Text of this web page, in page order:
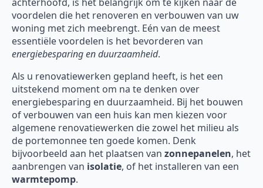
achterhoofd, is het belangrijk om te kijken naar de
voordelen die het renoveren en verbouwen van uw
woning met zich meebrengt. Eén van de meest
essentiële voordelen is het bevorderen van
energiebesparing en duurzaamheid.
Als u renovatiewerken gepland heeft, is het een
uitstekend moment om na te denken over
energiebesparing en duurzaamheid. Bij het bouwen
of verbouwen van een huis kan men kiezen voor
algemene renovatiewerken die zowel het milieu als
de portemonnee ten goede komen. Denk
bijvoorbeeld aan het plaatsen van zonnepanelen, het
aanbrengen van isolatie, of het installeren van een
warmtepomp.